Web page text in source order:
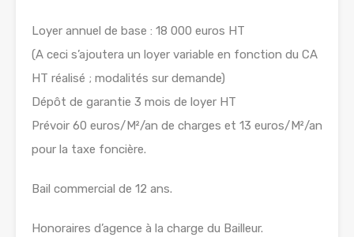
Loyer annuel de base : 18 000 euros HT
(A ceci s’ajoutera un loyer variable en fonction du CA
HT réalisé ; modalités sur demande)
Dépôt de garantie 3 mois de loyer HT
Prévoir 60 euros/M²/an de charges et 13 euros/M²/an
pour la taxe foncière.
Bail commercial de 12 ans.
Honoraires d’agence à la charge du Bailleur.